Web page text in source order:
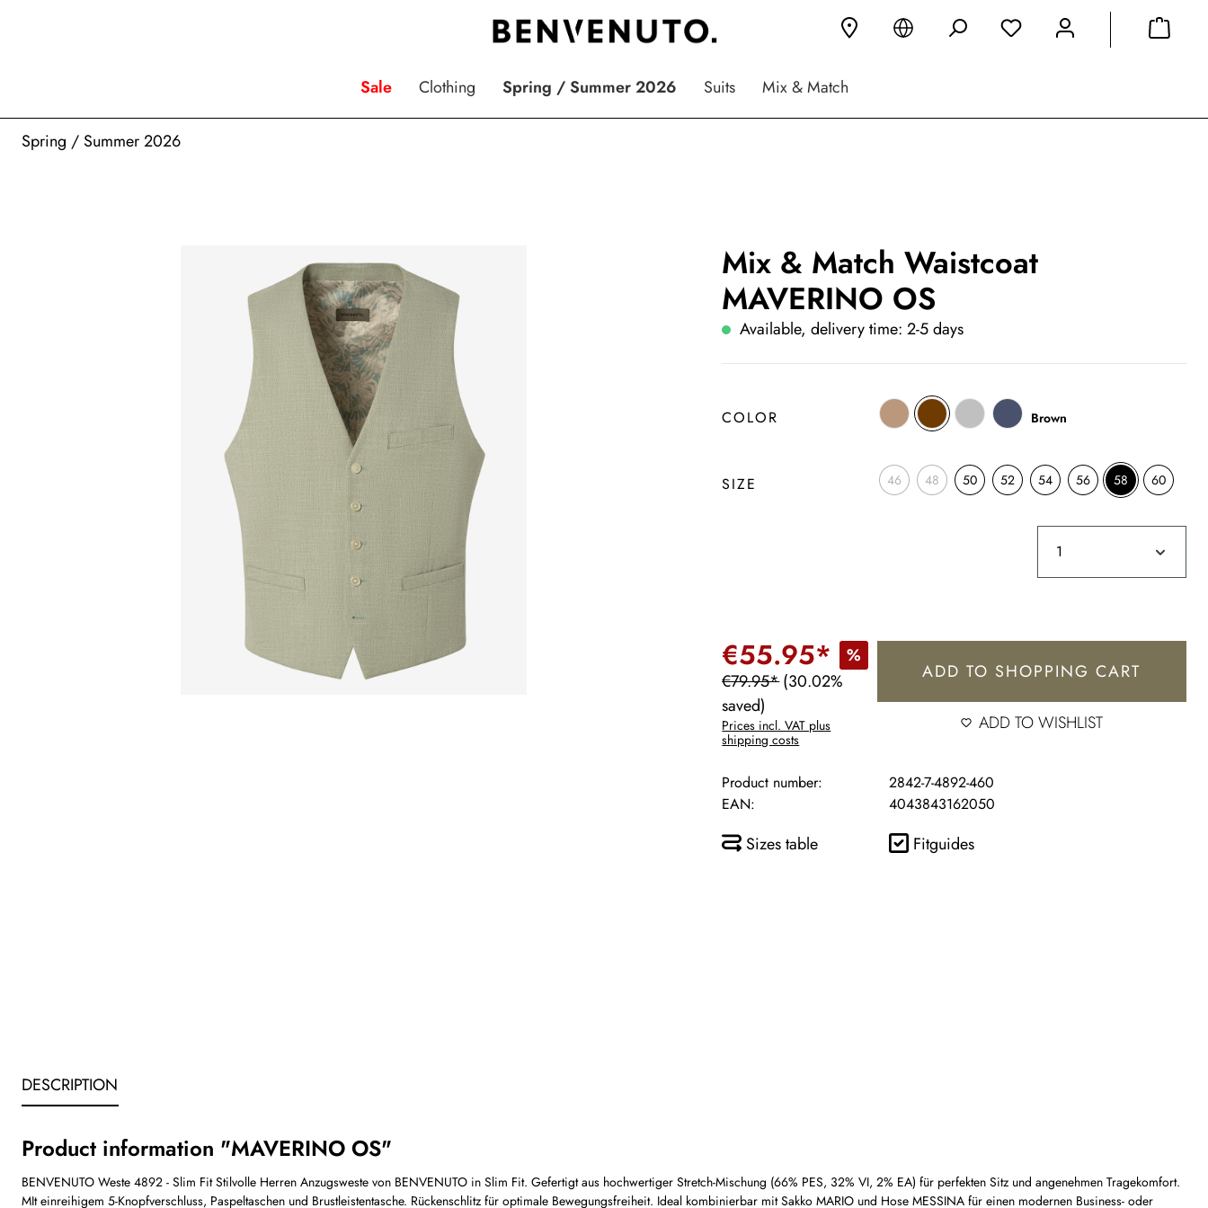
Sale Clothing Spring / Summer 2026 Suits Mix & Match
Spring / Summer 2026
Mix & Match Waistcoat
MAVERINO OS
Available, delivery time: 2-5 days
COLOR Brown
SIZE 46 48 50 52 54 56 58 60
€55.95*
%
€79.95*(30.02%
saved)
Prices incl. VAT plus
shipping costs
ADD TO SHOPPING CART
ADD TO WISHLIST
Product number:
2842-7-4892-460
EAN:
4043843162050
Sizes table Fitguides
DESCRIPTION
Product information "MAVERINO OS"
BENVENUTO Weste 4892 - Slim Fit Stilvolle Herren Anzugsweste von BENVENUTO in Slim Fit. Gefertigt aus hochwertiger Stretch-Mischung (66% PES, 32% VI, 2% EA) für perfekten Sitz und angenehmen Tragekomfort.
MIt einreihigem 5-Knopfverschluss, Paspeltaschen und Brustleistentasche. Rückenschlitz für optimale Bewegungsfreiheit. Ideal kombinierbar mit Sakko MARIO und Hose MESSINA für einen modernen Business- oder